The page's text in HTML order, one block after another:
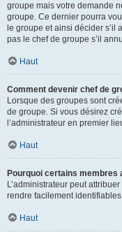
groupe mais votre demande
groupe. Ce dernier pourra
le groupe et ainsi décider s’il
pas le chef de groupe s’il
Haut
Comment devenir chef de
Lorsque des groupes sont
de groupe. Si vous désirez
l’administrateur en premier
Haut
Pourquoi certains membres
L’administrateur peut
rendre facilement
Haut